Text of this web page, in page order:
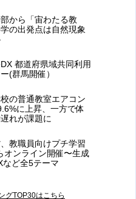
から「宙わたる教
の出発点は自然現象
都道府県域共同利用
(群馬開催）
の普通教室エアコン
に上昇、一方で体
れが課題に
教職員向けプチ学習
オンライン開催〜生成
など全5テーマ
グTOP30はこちら